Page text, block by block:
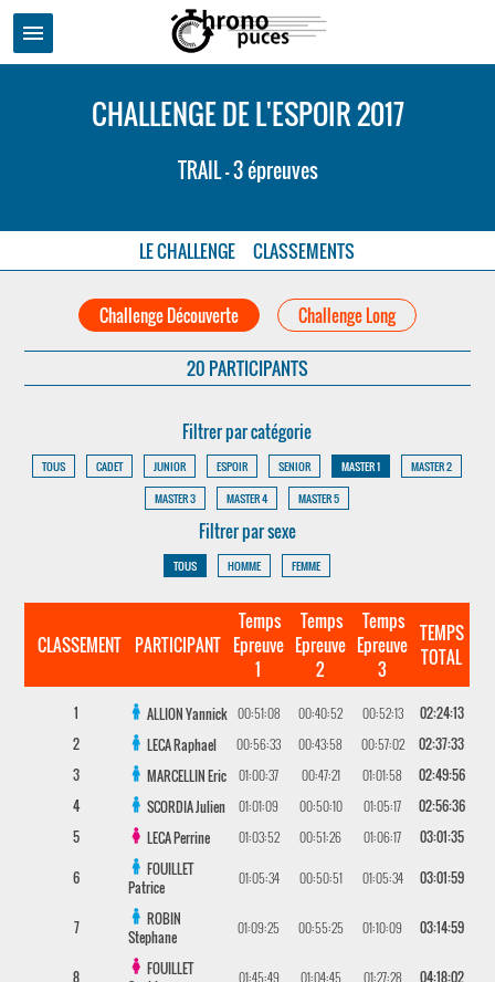
menu
CHALLENGE DE L'ESPOIR 2017
TRAIL - 3 épreuves
LE CHALLENGE CLASSEMENTS
Challenge Découverte Challenge Long
20 PARTICIPANTS
Filtrer par catégorie
TOUS CADET JUNIOR ESPOIR SENIOR MASTER 1
MASTER 2
MASTER 3
MASTER 4 MASTER 5
Filtrer par sexe
TOUS HOMME FEMME
CLASSEMENT PARTICIPANT
Temps
Epreuve
1
Temps
Epreuve
2
Temps
Epreuve
3
TEMPS
TOTAL
1 ALLIONYannick 00:51:08 00:40:52 00:52:13
02:24:13
2
LECARaphael 00:56:33 00:43:58 00:57:02
02:37:33
3
MARCELLINEric 01:00:37 00:47:21 01:01:58
02:49:56
4
SCORDIAJulien 01:01:09 00:50:10 01:05:17
02:56:36
5
LECAPerrine 01:03:52 00:51:26 01:06:17 03:01:35
6
FOUILLET
Patrice
01:05:34 00:50:51 01:05:34 03:01:59
7
ROBIN
Stephane
01:09:25 00:55:25 01:10:09 03:14:59
8
FOUILLET
01:45:49 01:04:45 01:27:28 04:18:02